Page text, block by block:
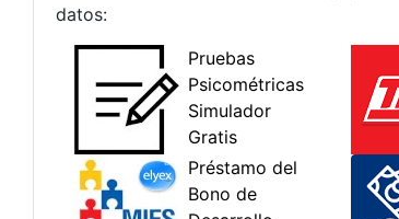
datos: